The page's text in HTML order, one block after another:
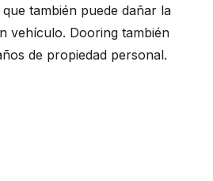
también puede dañar la
vehículo. Dooring también
de propiedad personal.